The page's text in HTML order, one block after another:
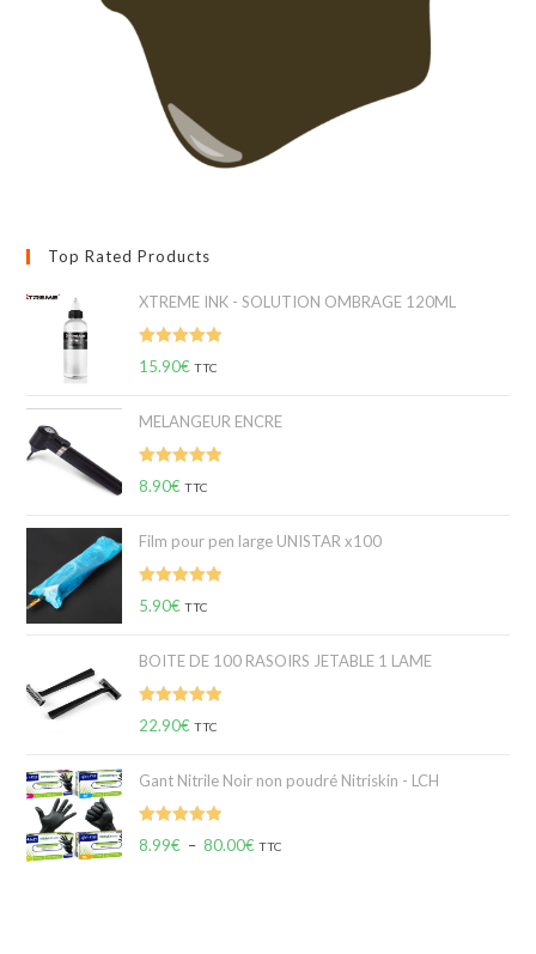
Top Rated Products
XTREME INK - SOLUTION OMBRAGE 120ML
Note5.00
15.90€ TTC
MELANGEUR ENCRE
Note5.00
8.90€ TTC
Film pour pen large UNISTAR x100
Note5.00
5.90€ TTC
BOITE DE 100 RASOIRS JETABLE 1 LAME
Note5.00
22.90€ TTC
Gant Nitrile Noir non poudré Nitriskin - LCH
Note5.00
8.99€ – 80.00€ TTC